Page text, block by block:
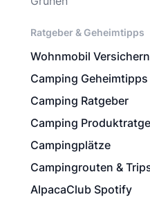
Ratgeber & Geheimtipps
Wohnmobil
Camping Geheimtipps
Camping Ratgeber
Camping
Campingplätze
Campingrouten &
AlpacaClub Spotify